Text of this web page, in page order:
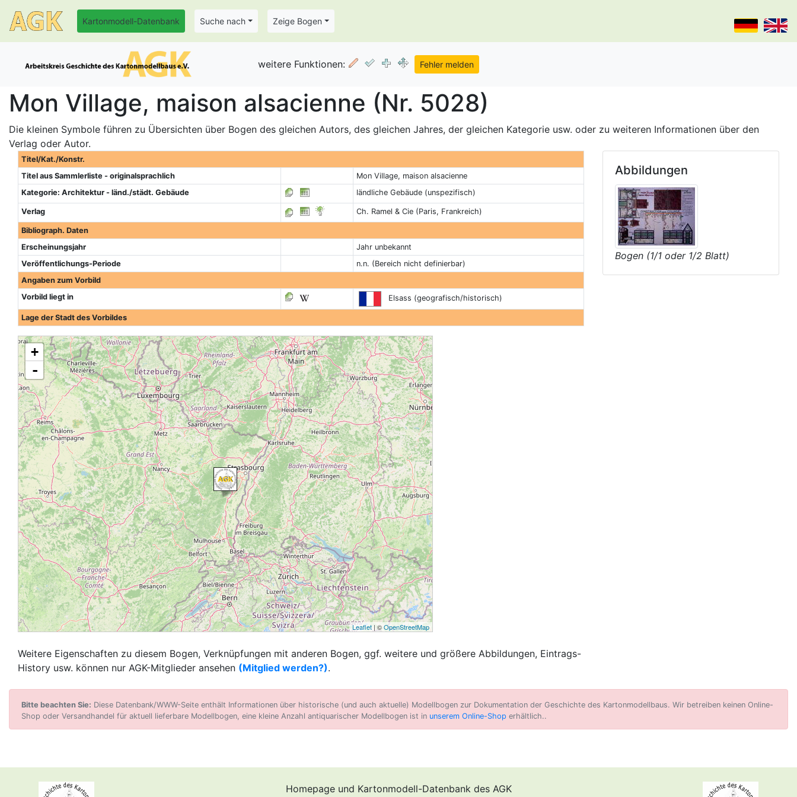
Kartonmodell-Datenbank Suche nach Zeige Bogen
weitere Funktionen:
Mon Village, maison alsacienne (Nr. 5028)
Die kleinen Symbole führen zu Übersichten über Bogen des gleichen Autors, des gleichen Jahres, der gleichen Kategorie usw. oder zu weiteren Informationen über den
Verlag oder Autor.
Titel/Kat./Konstr.
Titel aus Sammlerliste - originalsprachlich
Mon Village, maison alsacienne
Kategorie: Architektur - länd./städt. Gebäude
ländliche Gebäude (unspezifisch)
Verlag Ch. Ramel & Cie (Paris, Frankreich)
Bibliograph. Daten
Erscheinungsjahr
Jahr unbekannt
Veröffentlichungs-Periode
n.n. (Bereich nicht definierbar)
Angaben zum Vorbild
Vorbild liegt in
Elsass (geografisch/historisch)
Lage der Stadt des Vorbildes
+
-
Leaflet | ©OpenStreetMap
Weitere Eigenschaften zu diesem Bogen, Verknüpfungen mit anderen Bogen, ggf. weitere und größere Abbildungen, Eintrags-
History usw. können nur AGK-Mitglieder ansehen (Mitglied werden?).
Abbildungen
Bogen (1/1 oder 1/2 Blatt)
Bitte beachten Sie: Diese Datenbank/WWW-Seite enthält Informationen über historische (und auch aktuelle) Modellbogen zur Dokumentation der Geschichte des Kartonmodellbaus. Wir betreiben keinen Online-
Shop oder Versandhandel für aktuell lieferbare Modellbogen, eine kleine Anzahl antiquarischer Modellbogen ist in unserem Online-Shop erhältlich..
Homepage und Kartonmodell-Datenbank des AGK